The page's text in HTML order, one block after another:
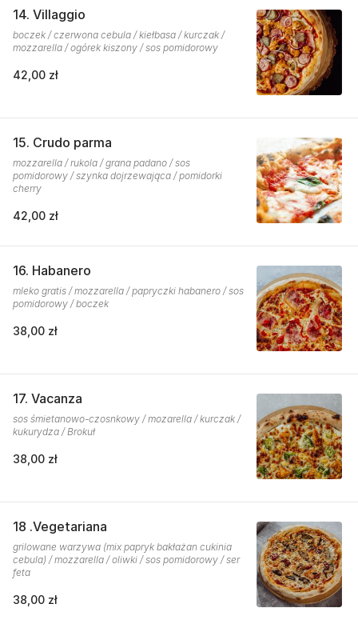
14. Villaggio
boczek / czerwona cebula / kiełbasa / kurczak /
mozzarella / ogórek kiszony / sos pomidorowy
42,00 zł
15. Crudo parma
mozzarella / rukola / grana padano / sos
pomidorowy / szynka dojrzewająca / pomidorki
cherry
42,00 zł
16. Habanero
mleko gratis / mozzarella / papryczki habanero / sos
pomidorowy / boczek
38,00 zł
17. Vacanza
sos śmietanowo-czosnkowy / mozarella / kurczak /
kukurydza / Brokuł
38,00 zł
18 .Vegetariana
grilowane warzywa (mix papryk bakłażan cukinia
cebula) / mozzarella / oliwki / sos pomidorowy / ser
feta
38,00 zł